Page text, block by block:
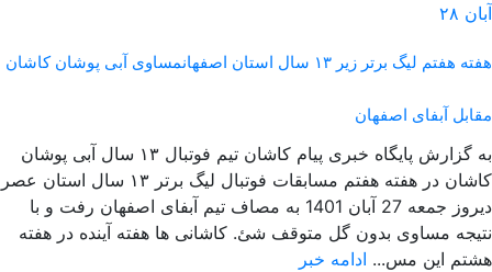
۲۸ آبان
هفته هفتم لیگ برتر زیر ۱۳ سال استان اصفهانمساوی آبی پوشان کاشان
مقابل آبفای اصفهان
به گزارش پایگاه خبری پیام کاشان تیم فوتبال ۱۳ سال آبی پوشان
کاشان در هفته هفتم مسابقات فوتبال لیگ برتر ۱۳ سال استان عصر
دیروز جمعه 27 آبان 1401 به مصاف تیم آبفای اصفهان رفت و با
نتیجه مساوی بدون گل متوقف شئ. کاشانی ها هفته آینده در هفته
هشتم این مس... ادامه خبر